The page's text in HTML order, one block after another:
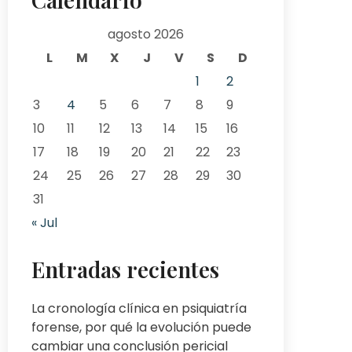
agosto 2026
L
M X J V S
D
1
2
3
4 5 6 7 8
9
10
11 12 13 14 15
16
17
18 19 20 21 22
23
24
25 26 27 28 29
30
31
« Jul
Entradas recientes
La cronología clínica en psiquiatría
forense, por qué la evolución puede
cambiar una conclusión pericial